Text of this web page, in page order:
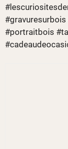
#portraitbois